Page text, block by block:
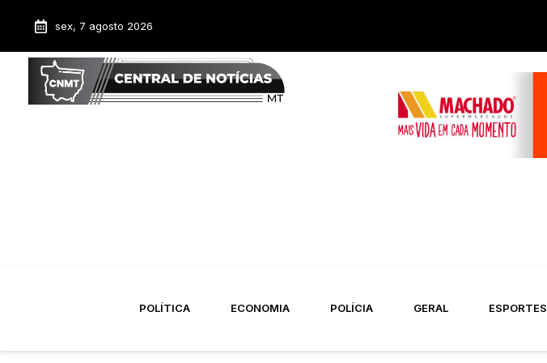
sex, 7 agosto 2026
POLÍTICA ECONOMIA POLÍCIA GERAL ESPORTES